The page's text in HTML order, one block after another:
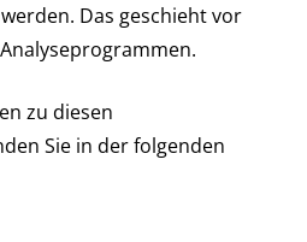
Das geschieht vor
zu diesen
Sie in der folgenden